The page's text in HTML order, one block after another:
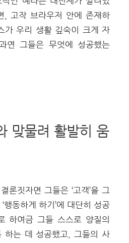
, 고작 브라우저 안에 존재하
가 우리 생활 깊숙이 크게 자
연 그들은 무엇에 성공했는
맞물려 활발히 움
론짓자면 그들은 ‘고객’을 그
행동하게 하기’에 대단히 성공
하여금 그들 스스로 양질의
하는 데 성공했고, 그들의 사